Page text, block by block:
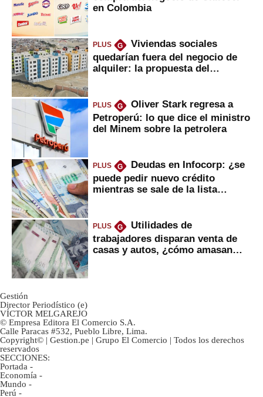
en Colombia
PLUS G
Viviendas sociales
quedarían fuera del negocio de
alquiler: la propuesta del
PLUS G
Oliver Stark regresa a
Petroperú: lo que dice el ministro
del Minem sobre la petrolera
PLUS G
Deudas en Infocorp: ¿se
puede pedir nuevo crédito
mientras se sale de la lista
PLUS G
Utilidades de
trabajadores disparan venta de
casas y autos, ¿cómo amasan
Gestión
Director Periodístico (e)
VÍCTOR MELGAREJO
© Empresa Editora El Comercio S.A.
Calle Paracas #532, Pueblo Libre, Lima.
Copyright© | Gestion.pe | Grupo El Comercio | Todos los derechos
reservados
SECCIONES:
Portada -
Economía -
Mundo -
Perú -